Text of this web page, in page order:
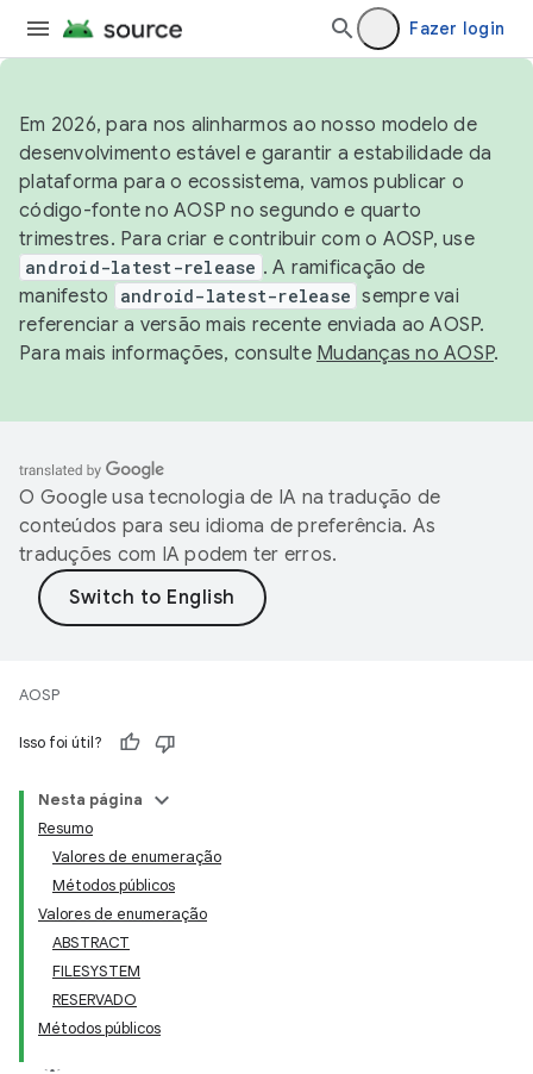
Fazer login
Em 2026, para nos alinharmos ao nosso modelo de
desenvolvimento estável e garantir a estabilidade da
plataforma para o ecossistema, vamos publicar o
código-fonte no AOSP no segundo e quarto
trimestres. Para criar e contribuir com o AOSP, use
android-latest-release . A ramificação de
manifesto
android-latest-release sempre vai
referenciar a versão mais recente enviada ao AOSP.
Para mais informações, consulte Mudanças no AOSP.
O Google usa tecnologia de IA na tradução de
conteúdos para seu idioma de preferência. As
traduções com IA podem ter erros.
AOSP
Isso foi útil?
Nesta página
Resumo
Valores de enumeração
Métodos públicos
Valores de enumeração
ABSTRACT
FILESYSTEM
RESERVADO
Métodos públicos